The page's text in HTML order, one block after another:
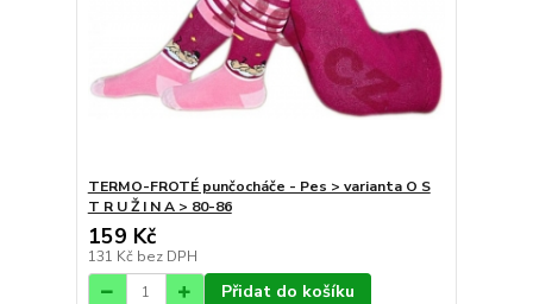
TERMO-FROTÉ punčocháče - Pes > varianta O S
T R U Ž I N A > 80-86
159 Kč
131 Kč bez DPH
Přidat do košíku